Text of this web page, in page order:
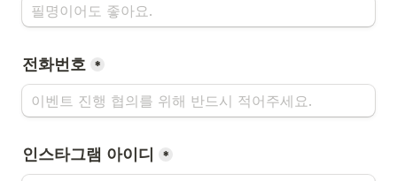
전화번호 *
인스타그램 아이디 *